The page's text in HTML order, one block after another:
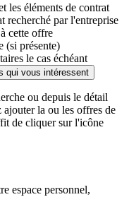
les éléments de contrat
recherché par l'entreprise
cette offre
(si présente)
le cas échéant
qui vous intéressent
ou depuis le détail
la ou les offres de
de cliquer sur l'icône
espace personnel,